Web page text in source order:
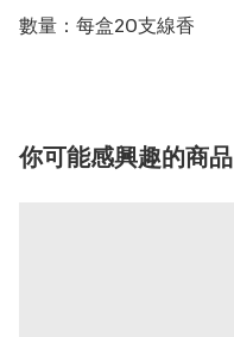
你可能感興趣的商品